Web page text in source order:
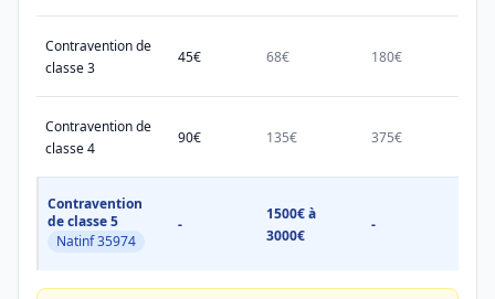
Contravention de
classe 3
45€ 68€ 180€
Contravention de
classe 4
90€ 135€ 375€
Contravention
de classe 5
Natinf 35974
-
1500€ à
3000€
-